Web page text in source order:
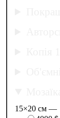
15×20 см —